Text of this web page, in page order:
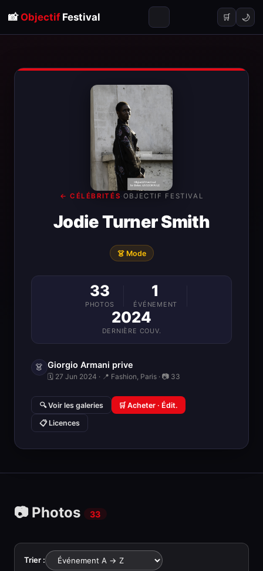
📸 ObjectifFestival 🛒 🌙
← CÉLÉBRITÉS· OBJECTIF FESTIVAL
Jodie Turner Smith
👗 Mode
33
PHOTOS
1
ÉVÉNEMENT
2024
DERNIÈRE COUV.
👗 Giorgio Armani prive
🗓 27 Jun 2024 · 📍 Fashion, Paris · 📷 33
🔍 Voir les galeries 🛒 Acheter · Édit.
📋 Licences
📷 Photos 33
Trier :